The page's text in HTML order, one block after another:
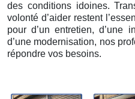
des conditions idoines.
volonté d’aider restent
pour d’un entretien, d’une
d’une modernisation, nos
répondre vos besoins.